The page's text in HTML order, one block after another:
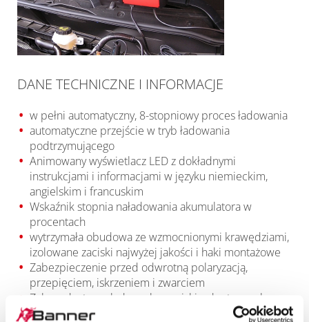
DANE TECHNICZNE I INFORMACJE
w pełni automatyczny, 8-stopniowy proces ładowania
automatyczne przejście w tryb ładowania
podtrzymującego
Animowany wyświetlacz LED z dokładnymi
instrukcjami i informacjami w języku niemieckim,
angielskim i francuskim
Wskaźnik stopnia naładowania akumulatora w
procentach
wytrzymała obudowa ze wzmocnionymi krawędziami,
izolowane zaciski najwyżej jakości i haki montażowe
Zabezpieczenie przed odwrotną polaryzacją,
przepięciem, iskrzeniem i zwarciem
Zakres dostawy: ładowarka, zaciski, adapter oczkowy
z zabezpieczeniem, torba do przechowywania i